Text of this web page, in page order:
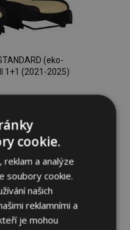
(eko-
1+1 (2021-2025)
Přidat
k
oblíbeným
cookie.
reklam a analýze
soubory cookie.
našich
reklamními a
je mohou